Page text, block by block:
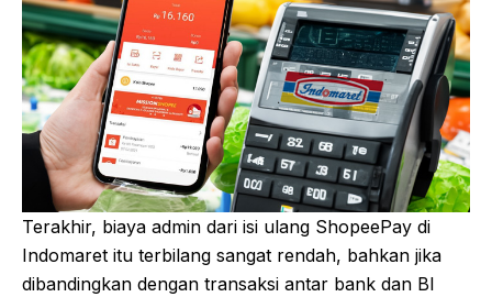
Terakhir, biaya admin dari isi ulang ShopeePay di
Indomaret itu terbilang sangat rendah, bahkan jika
dibandingkan dengan transaksi antar bank dan BI